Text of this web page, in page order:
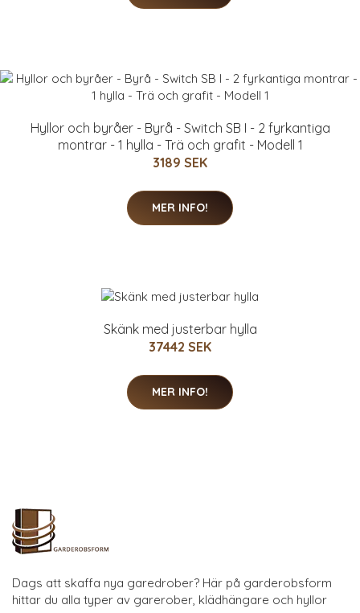
Hyllor och byråer - Byrå - Switch SB I - 2 fyrkantiga
montrar - 1 hylla - Trä och grafit - Modell 1
3189 SEK
MER INFO!
Skänk med justerbar hylla
37442 SEK
MER INFO!
Dags att skaffa nya garedrober? Här på garderobsform
hittar du alla typer av garerober, klädhängare och hyllor